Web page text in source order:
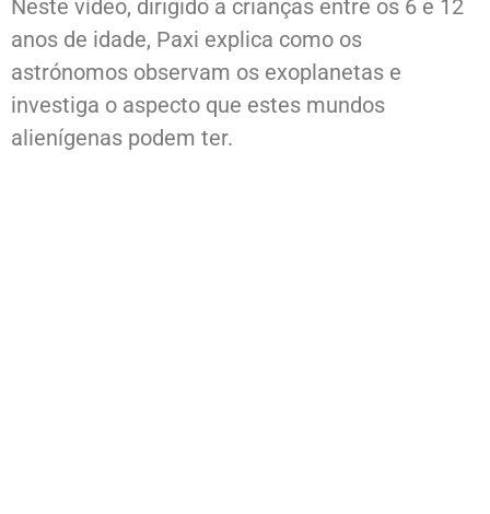
Neste vídeo, dirigido a crianças entre os 6 e 12
anos de idade, Paxi explica como os
astrónomos observam os exoplanetas e
investiga o aspecto que estes mundos
alienígenas podem ter.